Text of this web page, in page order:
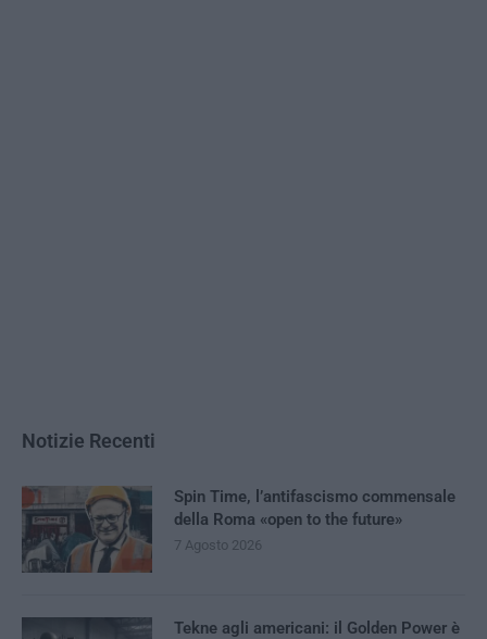
Notizie Recenti
Spin Time, l’antifascismo commensale
della Roma «open to the future»
7 Agosto 2026
Tekne agli americani: il Golden Power è